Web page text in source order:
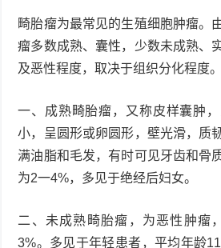
畸胎瘤为最常见的生殖细胞肿瘤。
瘤多数成熟、囊性，少数未成熟、
及恶性程度，取决于组织分化程度。
一、成熟畸胎瘤，又称皮样囊肿
小，呈圆形或卵圆形，壁光滑，质
满油脂和毛发，有时可见牙齿和骨
为2一4%，多见于绝经后妇女。
二、未成熟畸胎瘤，为恶性肿瘤
3%。多见于年轻患者，平均年龄